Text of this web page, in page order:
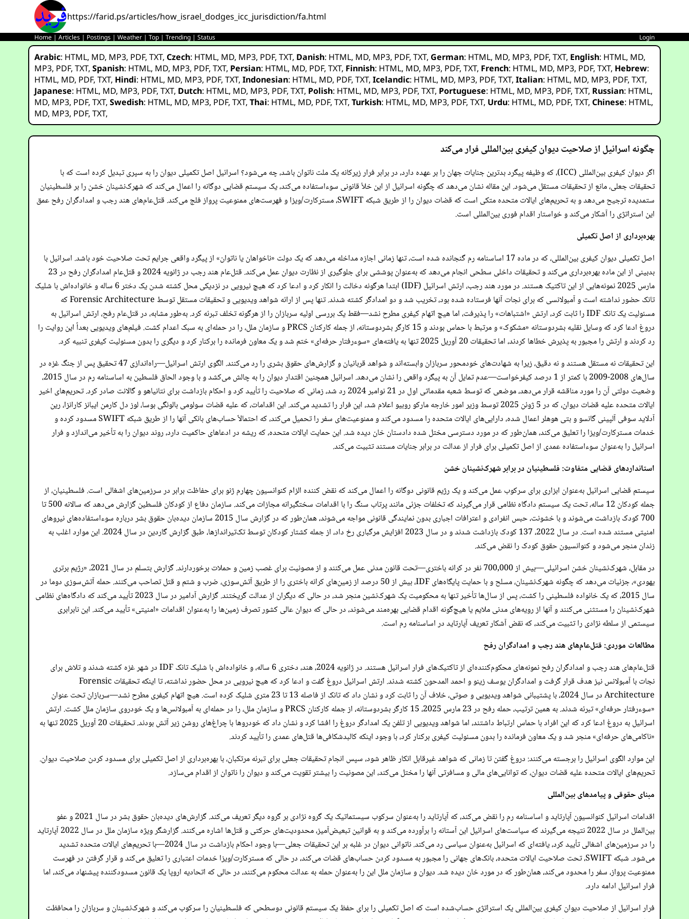
https://farid.ps/articles/how_israel_dodges_icc_jurisdiction/fa.html
Home |Articles | Postings |Weather |Top |Trending |Status Login
Arabic: HTML, MD, MP3, PDF,TXT,Czech: HTML, MD, MP3, PDF,TXT, Danish: HTML, MD, MP3, PDF,TXT, German: HTML, MD, MP3, PDF,TXT, English: HTML, MD,
MP3, PDF,TXT,Spanish: HTML, MD, MP3, PDF,TXT, Persian: HTML, MD, PDF,TXT, Finnish: HTML, MD, MP3, PDF,TXT, French: HTML, MD, MP3, PDF,TXT, Hebrew:
HTML, MD, PDF,TXT, Hindi: HTML, MD, MP3, PDF,TXT,Indonesian: HTML, MD, PDF,TXT,Icelandic: HTML, MD, MP3, PDF,TXT,Italian: HTML, MD, MP3, PDF,TXT,
Japanese: HTML, MD, MP3, PDF,TXT, Dutch: HTML, MD, MP3, PDF,TXT, Polish: HTML, MD, MP3, PDF,TXT, Portuguese: HTML, MD, MP3, PDF,TXT, Russian: HTML,
MD, MP3, PDF,TXT,Swedish: HTML, MD, MP3, PDF,TXT,Thai: HTML, MD, PDF,TXT,Turkish: HTML, MD, MP3, PDF,TXT, Urdu: HTML, MD, PDF,TXT,Chinese: HTML,
MD, MP3, PDF,TXT,
چگونه اسرائیل از صلاحیت دیوان کیفری بین‌المللی فرار می‌کند
اگر دیوان کیفری بین‌المللی (ICC)، که وظیفه پیگرد بدترین جنایات جهان را بر عهده دارد، در برابر فرار زیرکانه یک ملت ناتوان باشد، چه می‌شود؟ اسرائیل اصل تکمیلی دیوان را به سپری تبدیل کرده است که با
تحقیقات جعلی، مانع از تحقیقات مستقل می‌شود. این مقاله نشان می‌دهد که چگونه اسرائیل از این خلأ قانونی سوءاستفاده می‌کند، یک سیستم قضایی دوگانه را اعمال می‌کند که شهرک‌نشینان خشن را بر فلسطینیان
ستمدیده ترجیح می‌دهد و به تحریم‌های ایالات متحده متکی است که قضات دیوان را از طریق شبکه SWIFT، مسترکارت/ویزا و فهرست‌های ممنوعیت پرواز فلج می‌کند. قتل‌عام‌های هند رجب و امدادگران رفح عمق
این استراتژی را آشکار می‌کند و خواستار اقدام فوری بین‌المللی است.
بهره‌برداری از اصل تکمیلی
اصل تکمیلی دیوان کیفری بین‌المللی، که در ماده 17 اساسنامه رم گنجانده شده است، تنها زمانی اجازه مداخله می‌دهد که یک دولت «ناخواهان یا ناتوان» از پیگرد واقعی جرایم تحت صلاحیت خود باشد. اسرائیل با
بدبینی از این ماده بهره‌برداری می‌کند و تحقیقات داخلی سطحی انجام می‌دهد که به‌عنوان پوششی برای جلوگیری از نظارت دیوان عمل می‌کند. قتل‌عام هند رجب در ژانویه 2024 و قتل‌عام امدادگران رفح در 23
مارس 2025 نمونه‌هایی از این تاکتیک هستند. در مورد هند رجب، ارتش اسرائیل (IDF) ابتدا هرگونه دخالت را انکار کرد و ادعا کرد که هیچ نیرویی در نزدیکی محل کشته شدن یک دختر 6 ساله و خانواده‌اش با شلیک
تانک حضور نداشته است و آمبولانسی که برای نجات آنها فرستاده شده بود، تخریب شد و دو امدادگر کشته شدند. تنها پس از ارائه شواهد ویدیویی و تحقیقات مستقل توسط Forensic Architecture که
مسئولیت یک تانک IDF را ثابت کرد، ارتش «اشتباهات» را پذیرفت، اما هیچ اتهام کیفری مطرح نشد—فقط یک بررسی اولیه سربازان را از هرگونه تخلف تبرئه کرد. به‌طور مشابه، در قتل‌عام رفح، ارتش اسرائیل به
دروغ ادعا کرد که وسایل نقلیه بشردوستانه «مشکوک» و مرتبط با حماس بودند و 15 کارگر بشردوستانه، از جمله کارکنان PRCS و سازمان ملل، را در حمله‌ای به سبک اعدام کشت. فیلم‌های ویدیویی بعداً این روایت را
رد کردند و ارتش را مجبور به پذیرش خطاها کردند، اما تحقیقات 20 آوریل 2025 تنها به یافته‌های «سوءرفتار حرفه‌ای» ختم شد و یک معاون فرمانده را برکنار کرد و دیگری را بدون مسئولیت کیفری تنبیه کرد.
این تحقیقات نه مستقل هستند و نه دقیق، زیرا به شهادت‌های خودمحور سربازان وابسته‌اند و شواهد قربانیان و گزارش‌های حقوق بشری را رد می‌کنند. الگوی ارتش اسرائیل—راه‌اندازی 47 تحقیق پس از جنگ غزه در
سال‌های 2008-2009 با کمتر از 1 درصد کیفرخواست—عدم تمایل آن به پیگرد واقعی را نشان می‌دهد. اسرائیل همچنین اقتدار دیوان را به چالش می‌کشد و با وجود الحاق فلسطین به اساسنامه رم در سال 2015،
وضعیت دولتی آن را مورد مناقشه قرار می‌دهد، موضعی که توسط شعبه مقدماتی اول در 21 نوامبر 2024 رد شد، زمانی که صلاحیت را تأیید کرد و احکام بازداشت برای نتانیاهو و گالانت صادر کرد. تحریم‌های اخیر
ایالات متحده علیه قضات دیوان، که در 5 ژوئن 2025 توسط وزیر امور خارجه مارکو روبیو اعلام شد، این فرار را تشدید می‌کند. این اقدامات، که علیه قضات سولومی بالونگی بوسا، لوز دل کارمن ایبانز کارانزا، رین
آدلاید سوفی آلپینی گانسو و بتی هوهلر اعمال شده، دارایی‌های ایالات متحده را مسدود می‌کند و ممنوعیت‌های سفر را تحمیل می‌کند، که احتمالاً حساب‌های بانکی آنها را از طریق شبکه SWIFT مسدود کرده و
خدمات مسترکارت/ویزا را تعلیق می‌کند، همان‌طور که در مورد دسترسی مختل شده دادستان خان دیده شد. این حمایت ایالات متحده، که ریشه در ادعاهای حاکمیت دارد، روند دیوان را به تأخیر می‌اندازد و فرار
اسرائیل را به‌عنوان سوءاستفاده عمدی از اصل تکمیلی برای فرار از عدالت در برابر جنایات مستند تثبیت می‌کند.
استانداردهای قضایی متفاوت: فلسطینیان در برابر شهرک‌نشینان خشن
سیستم قضایی اسرائیل به‌عنوان ابزاری برای سرکوب عمل می‌کند و یک رژیم قانونی دوگانه را اعمال می‌کند که نقض کننده الزام کنوانسیون چهارم ژنو برای حفاظت برابر در سرزمین‌های اشغالی است. فلسطینیان، از
جمله کودکان 12 ساله، تحت یک سیستم دادگاه نظامی قرار می‌گیرند که تخلفات جزئی مانند پرتاب سنگ را با اقدامات سختگیرانه مجازات می‌کند. سازمان دفاع از کودکان فلسطین گزارش می‌دهد که سالانه 500 تا
700 کودک بازداشت می‌شوند و با خشونت، حبس انفرادی و اعترافات اجباری بدون نمایندگی قانونی مواجه می‌شوند، همان‌طور که در گزارش سال 2015 سازمان دیده‌بان حقوق بشر درباره سوءاستفاده‌های نیروهای
امنیتی مستند شده است. در سال 2022، 137 کودک بازداشت شدند و در سال 2023 افزایش مرگباری رخ داد، از جمله کشتار کودکان توسط تک‌تیراندازها، طبق گزارش گاردین در سال 2024. این موارد اغلب به
زندان منجر می‌شود و کنوانسیون حقوق کودک را نقض می‌کند.
در مقابل، شهرک‌نشینان خشن اسرائیلی—بیش از 700,000 نفر در کرانه باختری—تحت قانون مدنی عمل می‌کنند و از مصونیت برای غصب زمین و حملات برخوردارند. گزارش بتسلم در سال 2021، «رژیم برتری
یهودی»، جزئیات می‌دهد که چگونه شهرک‌نشینان، مسلح و با حمایت پایگاه‌های IDF، بیش از 50 درصد از زمین‌های کرانه باختری را از طریق آتش‌سوزی، ضرب و شتم و قتل تصاحب می‌کنند. حمله آتش‌سوزی دوما در
سال 2015، که یک خانواده فلسطینی را کشت، پس از سال‌ها تأخیر تنها به محکومیت یک شهرک‌نشین منجر شد، در حالی که دیگران از عدالت گریختند. گزارش آدامیر در سال 2023 تأیید می‌کند که دادگاه‌های نظامی
شهرک‌نشینان را مستثنی می‌کنند و آنها از رویه‌های مدنی ملایم یا هیچ‌گونه اقدام قضایی بهره‌مند می‌شوند، در حالی که دیوان عالی کشور تصرف زمین‌ها را به‌عنوان اقدامات «امنیتی» تأیید می‌کند. این نابرابری
سیستمی از سلطه نژادی را تثبیت می‌کند، که نقض آشکار تعریف آپارتاید در اساسنامه رم است.
مطالعات موردی: قتل‌عام‌های هند رجب و امدادگران رفح
قتل‌عام‌های هند رجب و امدادگران رفح نمونه‌های محکوم‌کننده‌ای از تاکتیک‌های فرار اسرائیل هستند. در ژانویه 2024، هند، دختری 6 ساله، و خانواده‌اش با شلیک تانک IDF در شهر غزه کشته شدند و تلاش برای
نجات با آمبولانس نیز هدف قرار گرفت و امدادگران یوسف زینو و احمد المدحون کشته شدند. ارتش اسرائیل دروغ گفت و ادعا کرد که هیچ نیرویی در محل حضور نداشته، تا اینکه تحقیقات Forensic
Architecture در سال 2024، با پشتیبانی شواهد ویدیویی و صوتی، خلاف آن را ثابت کرد و نشان داد که تانک از فاصله 13 تا 23 متری شلیک کرده است. هیچ اتهام کیفری مطرح نشد—سربازان تحت عنوان
«سوءرفتار حرفه‌ای» تبرئه شدند. به همین ترتیب، حمله رفح در 23 مارس 2025، 15 کارگر بشردوستانه، از جمله کارکنان PRCS و سازمان ملل، را در حمله‌ای به آمبولانس‌ها و یک خودروی سازمان ملل کشت. ارتش
اسرائیل به دروغ ادعا کرد که این افراد با حماس ارتباط داشتند، اما شواهد ویدیویی از تلفن یک امدادگر دروغ را افشا کرد و نشان داد که خودروها با چراغ‌های روشن زیر آتش بودند. تحقیقات 20 آوریل 2025 تنها به
«ناکامی‌های حرفه‌ای» منجر شد و یک معاون فرمانده را بدون مسئولیت کیفری برکنار کرد، با وجود اینکه کالبدشکافی‌ها قتل‌های عمدی را تأیید کردند.
این موارد الگوی اسرائیل را برجسته می‌کنند: دروغ گفتن تا زمانی که شواهد غیرقابل انکار ظاهر شود، سپس انجام تحقیقات جعلی برای تبرئه مرتکبان، با بهره‌برداری از اصل تکمیلی برای مسدود کردن صلاحیت دیوان.
تحریم‌های ایالات متحده علیه قضات دیوان، که توانایی‌های مالی و مسافرتی آنها را مختل می‌کند، این مصونیت را بیشتر تقویت می‌کند و دیوان را ناتوان از اقدام می‌سازد.
مبنای حقوقی و پیامدهای بین‌المللی
اقدامات اسرائیل کنوانسیون آپارتاید و اساسنامه رم را نقض می‌کند، که آپارتاید را به‌عنوان سرکوب سیستماتیک یک گروه نژادی بر گروه دیگر تعریف می‌کند. گزارش‌های دیده‌بان حقوق بشر در سال 2021 و عفو
بین‌الملل در سال 2022 نتیجه می‌گیرند که سیاست‌های اسرائیل این آستانه را برآورده می‌کند و به قوانین تبعیض‌آمیز، محدودیت‌های حرکتی و قتل‌ها اشاره می‌کنند. گزارشگر ویژه سازمان ملل در سال 2022 آپارتاید
را در سرزمین‌های اشغالی تأیید کرد، یافته‌ای که اسرائیل به‌عنوان سیاسی رد می‌کند. ناتوانی دیوان در غلبه بر این تحقیقات جعلی—با وجود احکام بازداشت در سال 2024—با تحریم‌های ایالات متحده تشدید
می‌شود. شبکه SWIFT، تحت صلاحیت ایالات متحده، بانک‌های جهانی را مجبور به مسدود کردن حساب‌های قضات می‌کند، در حالی که مسترکارت/ویزا خدمات اعتباری را تعلیق می‌کند و قرار گرفتن در فهرست
ممنوعیت پرواز، سفر را محدود می‌کند، همان‌طور که در مورد خان دیده شد. دیوان و سازمان ملل این را به‌عنوان حمله به عدالت محکوم می‌کنند، در حالی که اتحادیه اروپا یک قانون مسدودکننده پیشنهاد می‌کند، اما
فرار اسرائیل ادامه دارد.
فرار اسرائیل از صلاحیت دیوان کیفری بین‌المللی یک استراتژی حساب‌شده است که اصل تکمیلی را برای حفظ یک سیستم قانونی دوسطحی که فلسطینیان را سرکوب می‌کند و شهرک‌نشینان و سربازان را محافظت